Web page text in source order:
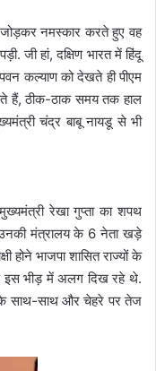
जोड़कर नमस्कार करते हुए वह
जी हां, दक्षिण भारत में हिंदू
कल्याण को देखते ही पीएम
हैं, ठीक-ठाक समय तक हाल
चंद्र बाबू नायडू से भी
रेखा गुप्ता का शपथ
उनकी मंत्रालय के 6 नेता खड़े
होने भाजपा शासित राज्यों के
इस भीड़ में अलग दिख रहे थे.
के साथ-साथ और चेहरे पर तेज